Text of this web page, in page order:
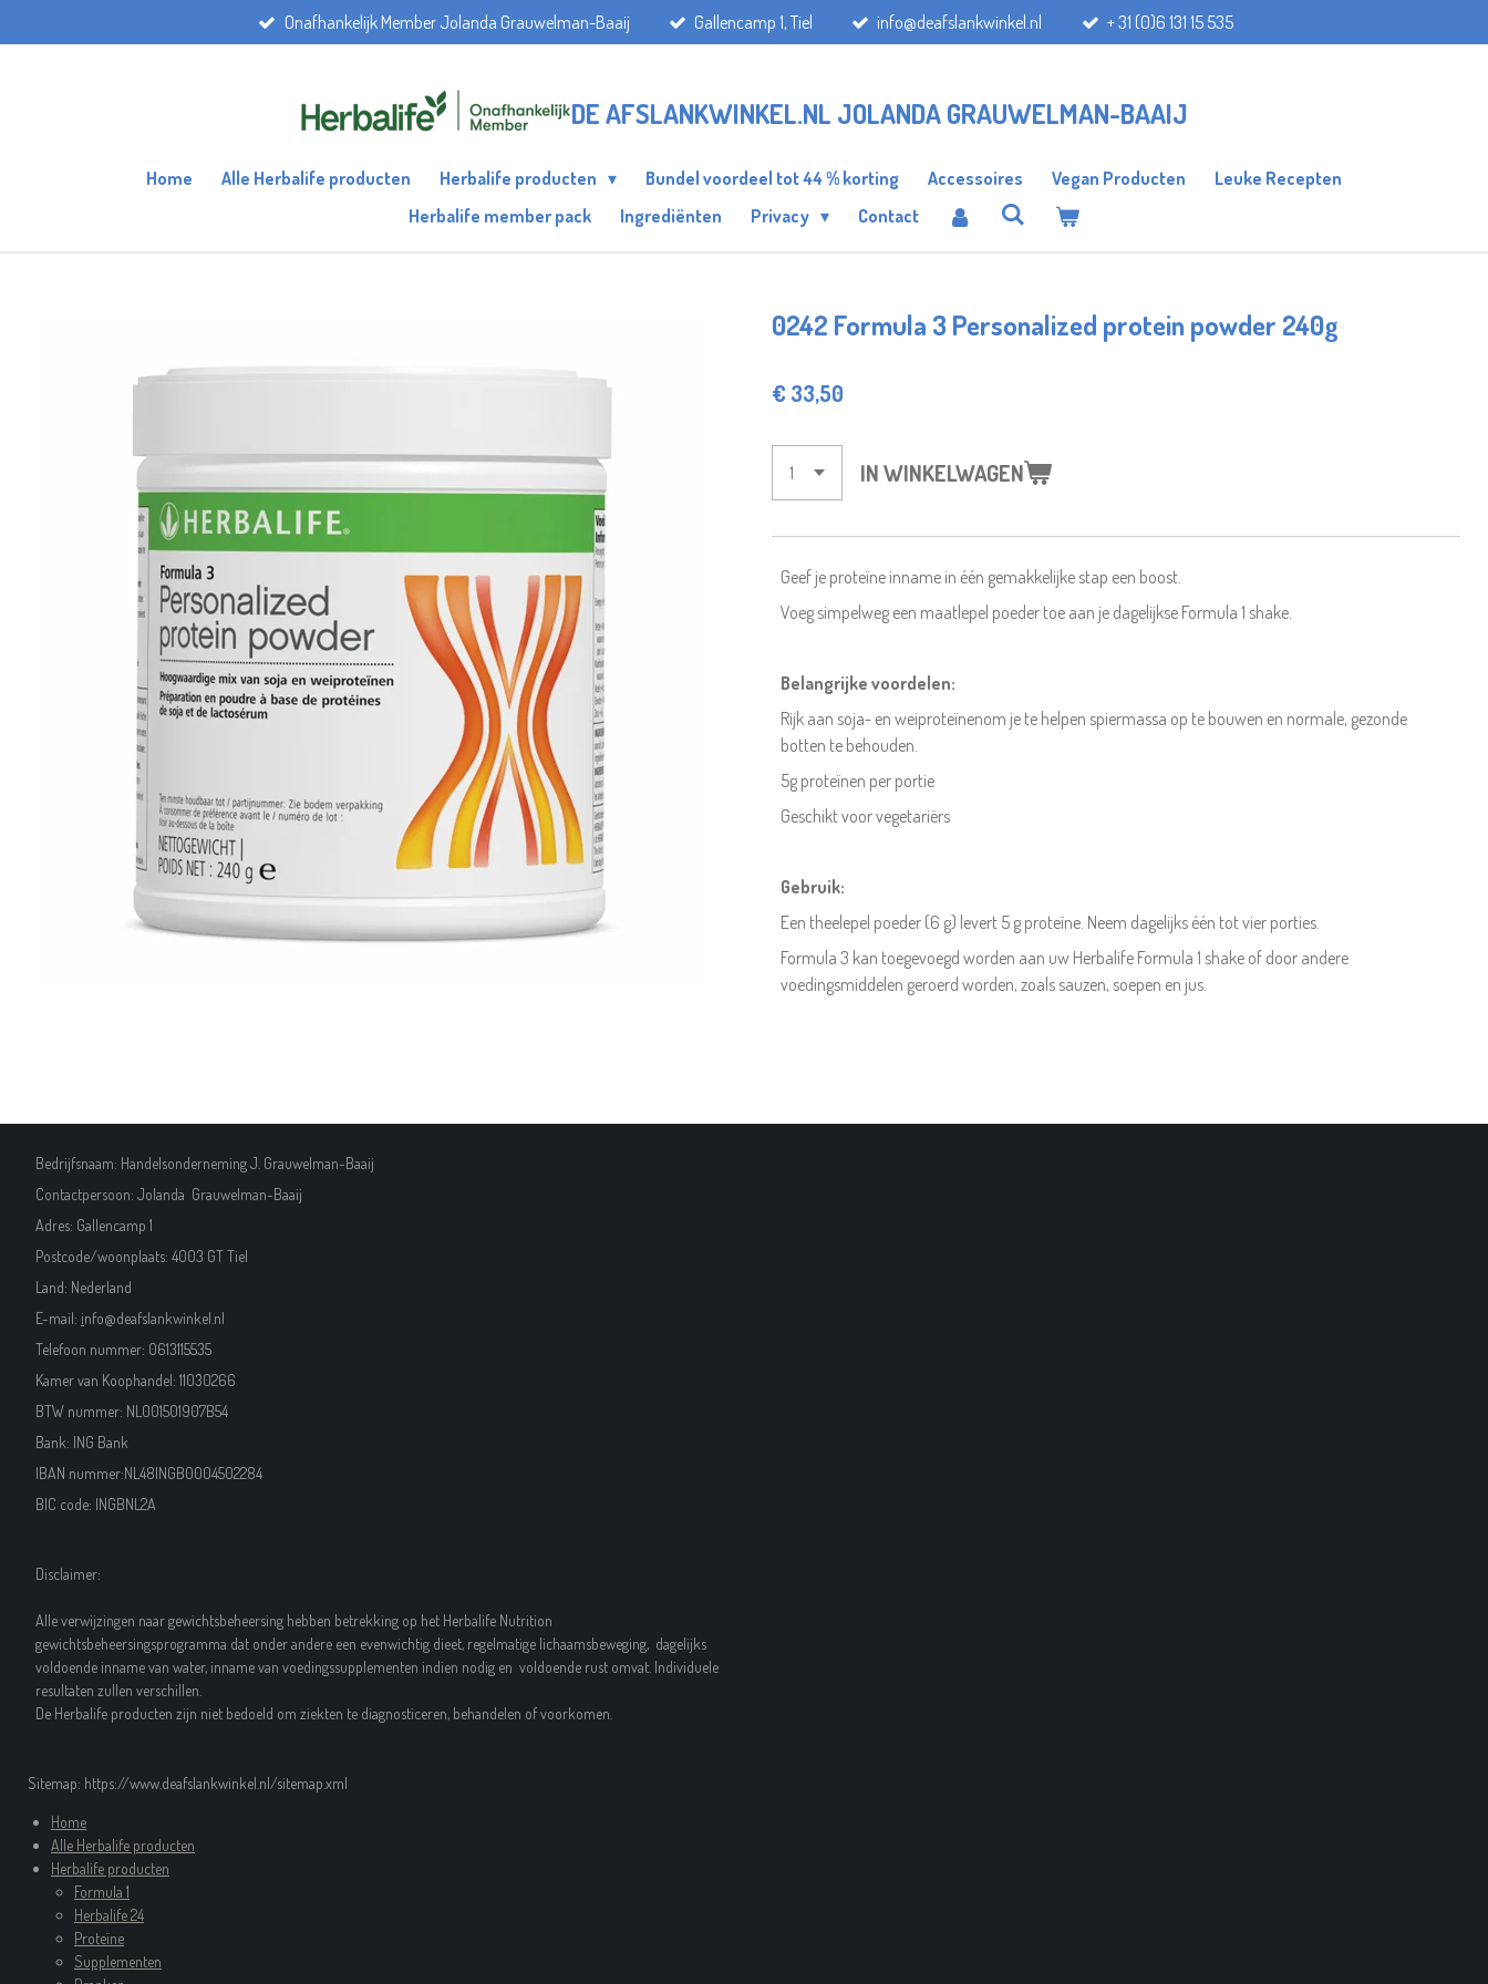
direct
Onafhankelijk Member Jolanda Grauwelman-Baaij Gallencamp 1, Tiel info@deafslankwinkel.nl + 31 (0)6 131 15 535
DE AFSLANKWINKEL.NL JOLANDA GRAUWELMAN-BAAIJ
Home Alle Herbalife producten Herbalife producten Bundel voordeel tot 44 % korting Accessoires Vegan Producten
Leuke Recepten
Herbalife member pack
Ingrediënten Privacy Contact
0242 Formula 3 Personalized protein powder 240g
€ 33,50
IN WINKELWAGEN
Geef je proteïne inname in één gemakkelijke stap een boost.
Voeg simpelweg een maatlepel poeder toe aan je dagelijkse Formula 1 shake.
Belangrijke voordelen:
Rijk aan soja- en weiproteïnenom je te helpen spiermassa op te bouwen en normale, gezonde
botten te behouden.
5g proteïnen per portie
Geschikt voor vegetariërs
Gebruik:
Een theelepel poeder (6 g) levert 5 g proteïne. Neem dagelijks één tot vier porties.
Formula 3 kan toegevoegd worden aan uw Herbalife Formula 1 shake of door andere
voedingsmiddelen geroerd worden, zoals sauzen, soepen en jus.
Bedrijfsnaam: Handelsonderneming J. Grauwelman-Baaij
Contactpersoon: Jolanda Grauwelman-Baaij
Adres: Gallencamp 1
Postcode/woonplaats: 4003 GT Tiel
Land: Nederland
E-mail: info@deafslankwinkel.nl
Telefoon nummer: 0613115535
Kamer van Koophandel: 11030266
BTW nummer: NL001501907B54
Bank: ING Bank
IBAN nummer:NL48INGB0004502284
BIC code: INGBNL2A
Disclaimer:
Alle verwijzingen naar gewichtsbeheersing hebben betrekking op het Herbalife Nutrition
gewichtsbeheersingsprogramma dat onder andere een evenwichtig dieet, regelmatige lichaamsbeweging, dagelijks
voldoende inname van water, inname van voedingssupplementen indien nodig en voldoende rust omvat. Individuele
resultaten zullen verschillen.
De Herbalife producten zijn niet bedoeld om ziekten te diagnosticeren, behandelen of voorkomen.
Sitemap: https://www.deafslankwinkel.nl/sitemap.xml
Home
Alle Herbalife producten
Herbalife producten
Formula 1
Herbalife 24
Proteïne
Supplementen